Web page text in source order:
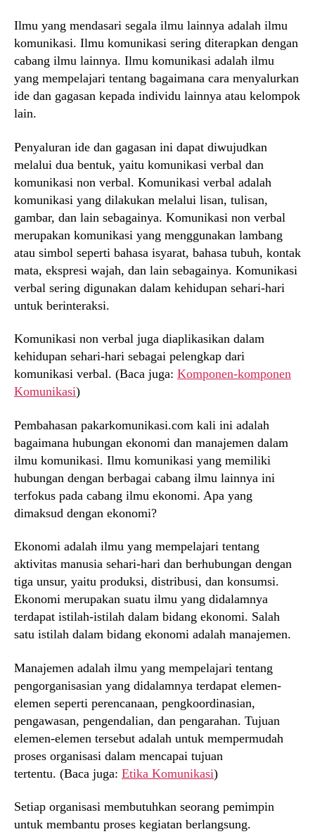
Ilmu yang mendasari segala ilmu lainnya adalah ilmu
komunikasi. Ilmu komunikasi sering diterapkan dengan
cabang ilmu lainnya. Ilmu komunikasi adalah ilmu
yang mempelajari tentang bagaimana cara menyalurkan
ide dan gagasan kepada individu lainnya atau kelompok
lain.
Penyaluran ide dan gagasan ini dapat diwujudkan
melalui dua bentuk, yaitu komunikasi verbal dan
komunikasi non verbal. Komunikasi verbal adalah
komunikasi yang dilakukan melalui lisan, tulisan,
gambar, dan lain sebagainya. Komunikasi non verbal
merupakan komunikasi yang menggunakan lambang
atau simbol seperti bahasa isyarat, bahasa tubuh, kontak
mata, ekspresi wajah, dan lain sebagainya. Komunikasi
verbal sering digunakan dalam kehidupan sehari-hari
untuk berinteraksi.
Komunikasi non verbal juga diaplikasikan dalam
kehidupan sehari-hari sebagai pelengkap dari
komunikasi verbal. (Baca juga: Komponen-komponen
Komunikasi)
Pembahasan pakarkomunikasi.com kali ini adalah
bagaimana hubungan ekonomi dan manajemen dalam
ilmu komunikasi. Ilmu komunikasi yang memiliki
hubungan dengan berbagai cabang ilmu lainnya ini
terfokus pada cabang ilmu ekonomi. Apa yang
dimaksud dengan ekonomi?
Ekonomi adalah ilmu yang mempelajari tentang
aktivitas manusia sehari-hari dan berhubungan dengan
tiga unsur, yaitu produksi, distribusi, dan konsumsi.
Ekonomi merupakan suatu ilmu yang didalamnya
terdapat istilah-istilah dalam bidang ekonomi. Salah
satu istilah dalam bidang ekonomi adalah manajemen.
Manajemen adalah ilmu yang mempelajari tentang
pengorganisasian yang didalamnya terdapat elemen-
elemen seperti perencanaan, pengkoordinasian,
pengawasan, pengendalian, dan pengarahan. Tujuan
elemen-elemen tersebut adalah untuk mempermudah
proses organisasi dalam mencapai tujuan
tertentu. (Baca juga: Etika Komunikasi)
Setiap organisasi membutuhkan seorang pemimpin
untuk membantu proses kegiatan berlangsung.